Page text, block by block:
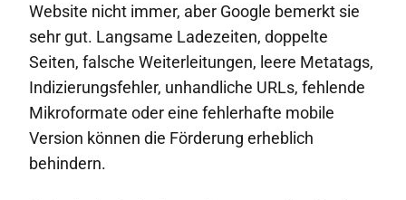
Website nicht immer, aber Google bemerkt sie
sehr gut. Langsame Ladezeiten, doppelte
Seiten, falsche Weiterleitungen, leere Metatags,
Indizierungsfehler, unhandliche URLs, fehlende
Mikroformate oder eine fehlerhafte mobile
Version können die Förderung erheblich
behindern.